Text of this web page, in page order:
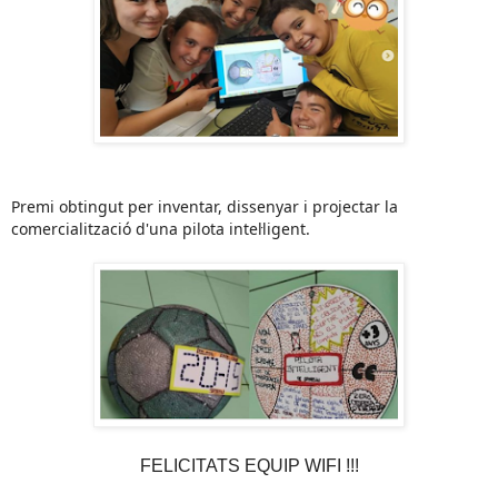
Premi obtingut per inventar, dissenyar i projectar la
comercialització d'una pilota intel·ligent.
FELICITATS EQUIP WIFI !!!